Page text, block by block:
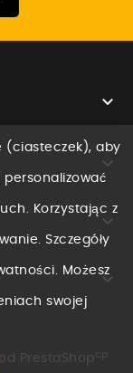




(ciasteczek), aby
Korzystając z
Szczegóły
Możesz
swojej
PrestaShop cp